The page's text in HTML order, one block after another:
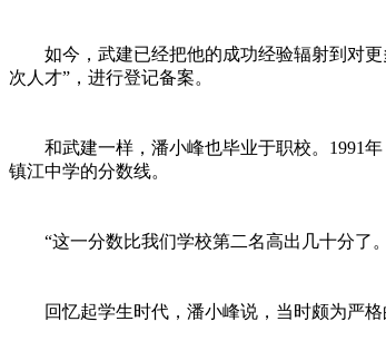
如今，武建已经把他的成功经验辐射到对更
次人才”，进行登记备案。
和武建一样，潘小峰也毕业于职校。1991年
镇江中学的分数线。
“这一分数比我们学校第二名高出几十分了。
回忆起学生时代，潘小峰说，当时颇为严格